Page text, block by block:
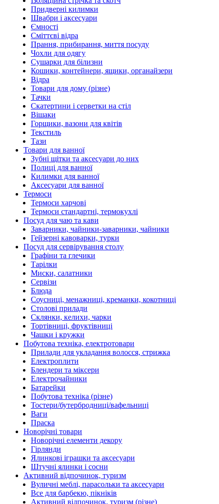
Придверні килимки
Швабри і аксесуари
Ємності
Сміттєві відра
Прання, прибирання, миття посуду
Чохли для одягу
Сушарки для білизни
Кошики, контейнери, ящики, органайзери
Відра
Товари для дому (різне)
Тачки
Скатертини і серветки на стіл
Вішаки
Горщики, вазони для квітів
Текстиль
Тази
Товари для ванної
Зубні щітки та аксесуари до них
Полиці для ванної
Килимки для ванної
Аксесуари для ванної
Термоси
Термоси харчові
Термоси стандартні, термокухлі
Посуд для чаю та кави
Заварники, чайники-заварники, чайники
Гейзерні кавоварки, турки
Посуд для сервірування столу
Графіни та глечики
Тарілки
Миски, салатники
Сервізи
Блюда
Соусниці, менажниці, креманки, кокотниці
Столові прилади
Склянки, келихи, чарки
Тортівниці, фруктівниці
Чашки і кружки
Побутова техніка, електротовари
Прилади для укладання волосся, стрижка
Електроплити
Блендери та міксери
Електрочайники
Батарейки
Побутова техніка (різне)
Тостери/бутербродниці/вафельниці
Ваги
Праска
Новорічні товари
Новорічні елементи декору
Гірлянди
Ялинкові іграшки та аксесуари
Штучні ялинки і сосни
Активний відпочинок, туризм
Вуличні меблі, парасольки та аксесуари
Все для барбекю, пікніків
Активний відпочинок, туризм (різне)